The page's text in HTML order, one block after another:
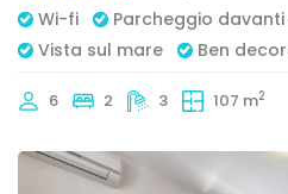
Wi-fi
Parcheggio
Vista sul mare
Ben
6 2 3 107 m2